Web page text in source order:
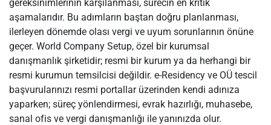
gereksinimlerinin karşılanması, sürecin en kritik
aşamalarıdır. Bu adımların baştan doğru planlanması,
ilerleyen dönemde olası vergi ve uyum sorunlarının önüne
geçer. World Company Setup, özel bir kurumsal
danışmanlık şirketidir; resmi bir kurum ya da herhangi bir
resmi kurumun temsilcisi değildir. e-Residency ve OÜ tescil
başvurularınızı resmi portallar üzerinden kendi adınıza
yaparken; süreç yönlendirmesi, evrak hazırlığı, muhasebe,
sanal ofis ve vergi danışmanlığı ile yanınızda olur.